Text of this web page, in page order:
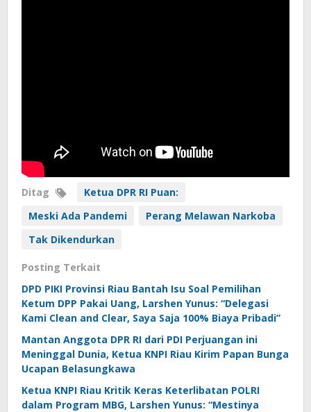
Ditag
Ketua DPR RI Puan:
Meski Ada Pandemi
Perang Melawan Narkoba
Tak Dikendurkan
Posting Terkait
DPD PIKI Provinsi Riau Bantah Isu Soal Pemilihan
Ketum DPP Pakai Uang, Larshen Yunus: “Delegasi
Kami Clean and Clear, Saya Saja 100% Biaya Pribadi”
Mantan Anggota DPR RI dari PDI Perjuangan ini
Meninggal Dunia, Ketua KNPI Riau Kirim Papan Bunga
Ucapan Belasungkawa
Ketua KNPI Riau Kritik Keras Keterlibatan POLRI
dalam Program MBG, Larshen Yunus: “Mestinya